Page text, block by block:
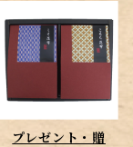
プレゼント・贈